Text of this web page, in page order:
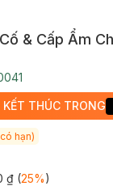
& Cấp Ẩm
KẾT THÚC TRONG
hạn)
₫(25%)